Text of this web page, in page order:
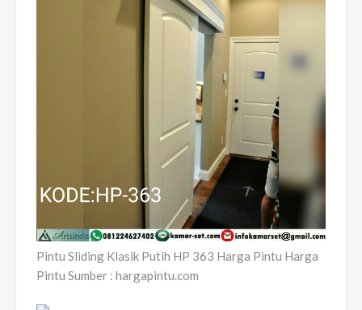
Pintu Sliding Klasik Putih HP 363 Harga Pintu Harga
Pintu Sumber : hargapintu.com